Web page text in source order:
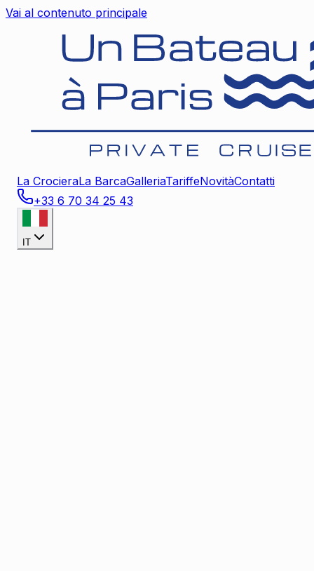
Vai al contenuto principale
La CrocieraLa BarcaGalleriaTariffeNovitàContatti
+33 6 70 34 25 43
IT